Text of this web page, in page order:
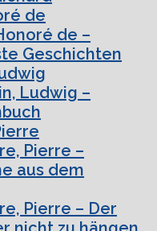
de
de –
Geschichten
Ludwig –
Pierre –
aus dem
Pierre – Der